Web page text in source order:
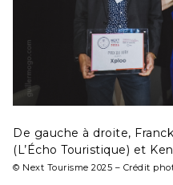
De gauche à droite,
(L’Écho Touristique) et
© Next Tourisme 2025 – Crédit